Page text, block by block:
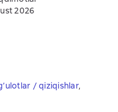
2026
/ qiziqishlar,